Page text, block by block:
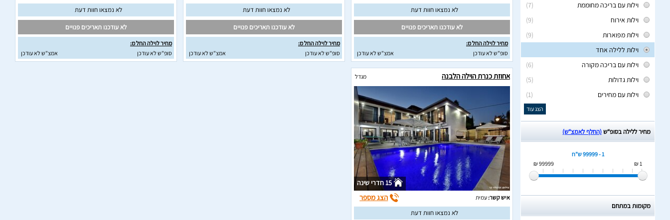
(7)
וילות עם בריכה מחוממת
(9)
וילות אירוח
(9)
וילות מפוארות
וילות ללילה אחד
(6)
וילות עם בריכה מקורה
(5)
וילות גדולות
(1)
וילות עם מחירים
הצג עוד
מחיר ללילה בסופ“ש(החלף לאמצ“ש)
1 - 99999 ש"ח
1 ₪
99999 ₪
מקומות במתחם
לא נמצאו חוות דעת
לא עודכנו תאריכים פנויים
מחיר לוילה החל מ:
סופ"ש לא עודכן
אמצ"ש לא עודכן
לא נמצאו חוות דעת
לא עודכנו תאריכים פנויים
מחיר לוילה החל מ:
סופ"ש לא עודכן
אמצ"ש לא עודכן
לא נמצאו חוות דעת
לא עודכנו תאריכים פנויים
מחיר לוילה החל מ:
סופ"ש לא עודכן
אמצ"ש לא עודכן
אחוזת כנרת הוילה הלבנה מגדל
15 חדרי שינה
איש קשר:עמית הצג מספר
לא נמצאו חוות דעת